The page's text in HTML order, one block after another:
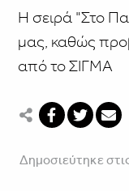
Η σειρά "Στο
μας, καθώς
από το ΣΙΓΜΑ
Δημοσιεύτηκε